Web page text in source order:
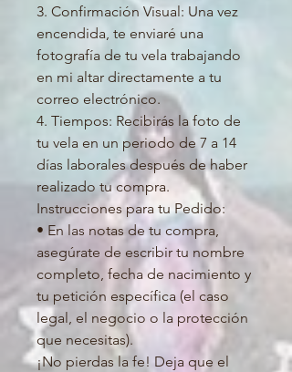
3. Confirmación Visual: Una vez
encendida, te enviaré una
fotografía de tu vela trabajando
en mi altar directamente a tu
correo electrónico.
4. Tiempos: Recibirás la foto de
tu vela en un periodo de 7 a 14
días laborales después de haber
realizado tu compra.
Instrucciones para tu Pedido:
• En las notas de tu compra,
asegúrate de escribir tu nombre
completo, fecha de nacimiento y
tu petición específica (el caso
legal, el negocio o la protección
que necesitas).
¡No pierdas la fe! Deja que el